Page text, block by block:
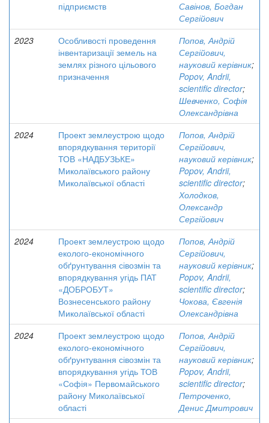
підприємств
Савінов, Богдан
Сергійович
2023
Особливості проведення
інвентаризації земель на
землях різного цільового
призначення
Попов, Андрій
Сергійович,
науковий керівник;
Popov, Andrii,
scientific director;
Шевченко, Софія
Олександрівна
2024
Проект землеустрою щодо
впорядкування території
ТОВ «НАДБУЗЬКЕ»
Миколаївського району
Миколаївської області
Попов, Андрій
Сергійович,
науковий керівник;
Popov, Andrii,
scientific director;
Холодков,
Олександр
Сергійович
2024
Проект землеустрою щодо
еколого-економічного
обґрунтування сівозмін та
впорядкування угідь ПАТ
«ДОБРОБУТ»
Вознесенського району
Миколаївської області
Попов, Андрій
Сергійович,
науковий керівник;
Popov, Andrii,
scientific director;
Чокова, Євгенія
Олександрівна
2024
Проект землеустрою щодо
еколого-економічного
обґрунтування сівозмін та
впорядкування угідь ТОВ
«Софія» Первомайського
району Миколаївської
області
Попов, Андрій
Сергійович,
науковий керівник;
Popov, Andrii,
scientific director;
Петроченко,
Денис Дмитрович